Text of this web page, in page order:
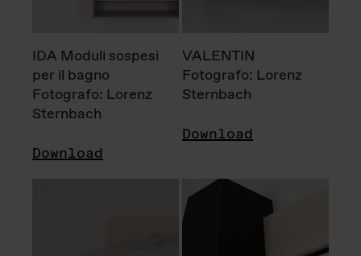
IDA Moduli sospesi
per il bagno
Fotografo: Lorenz
Sternbach
Download
VALENTIN
Fotografo: Lorenz
Sternbach
Download